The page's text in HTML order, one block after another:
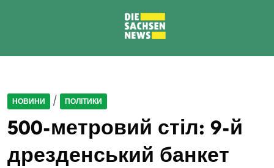
НОВИНИ / ПОЛІТИКИ
500-метровий стіл: 9-й
дрезденський банкет